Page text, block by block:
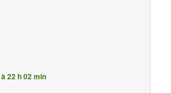
22 h 02 min